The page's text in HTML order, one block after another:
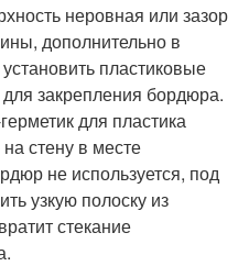
неровная или зазор
дополнительно в
пластиковые
закрепления бордюра.
для пластика
стену в месте
не используется, под
узкую полоску из
стекание